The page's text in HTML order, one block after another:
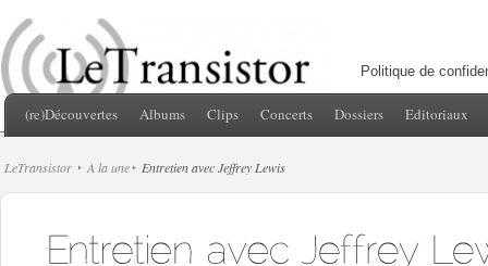
Politique de
(re)Découvertes Albums Clips Concerts Dossiers Editoriaux
LeTransistor A la une Entretien avec Jeffrey Lewis